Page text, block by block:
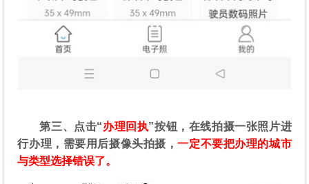
第三、点击“办理回执”按钮，在线拍摄一张照片进
行办理，需要用后摄像头拍摄，一定不要把办理的城市
与类型选择错误了。